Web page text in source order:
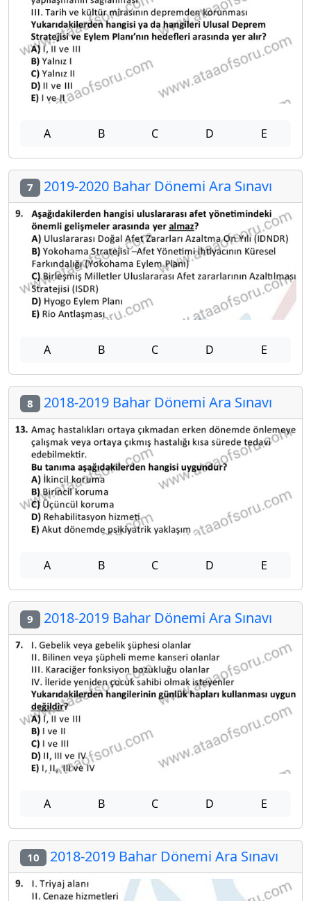
A B C D E
7 2019-2020 Bahar Dönemi Ara Sınavı
A B C D E
8 2018-2019 Bahar Dönemi Ara Sınavı
A B C D E
9 2018-2019 Bahar Dönemi Ara Sınavı
A B C D E
10 2018-2019 Bahar Dönemi Ara Sınavı